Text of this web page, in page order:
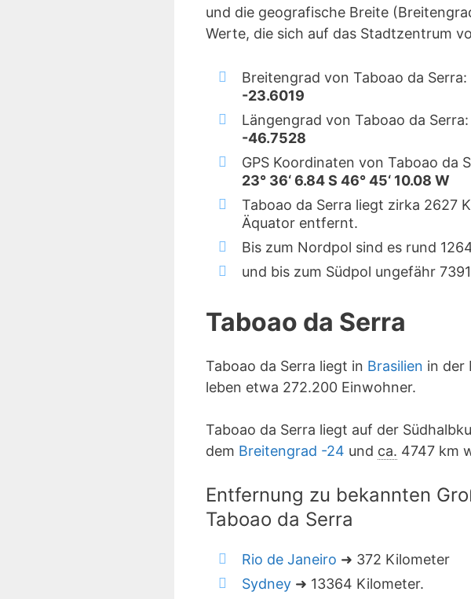
und die geografische Breite
Werte, die sich auf das Stadtzentrum
Breitengrad von Taboao da Serra:
-23.6019
Längengrad von Taboao da Serra:
-46.7528
GPS Koordinaten von Taboao da
23° 36‘ 6.84 S 46° 45‘ 10.08 W
Taboao da Serra liegt zirka 2627
Äquator entfernt.
Bis zum Nordpol sind es rund
und bis zum Südpol ungefähr
Taboao da Serra
Taboao da Serra liegt in Brasilien in der
leben etwa 272.200 Einwohner.
Taboao da Serra liegt auf der
dem Breitengrad -24 und ca. 4747 km
Entfernung zu bekannten
Taboao da Serra
Rio de Janeiro ➜ 372 Kilometer
Sydney ➜ 13364 Kilometer.